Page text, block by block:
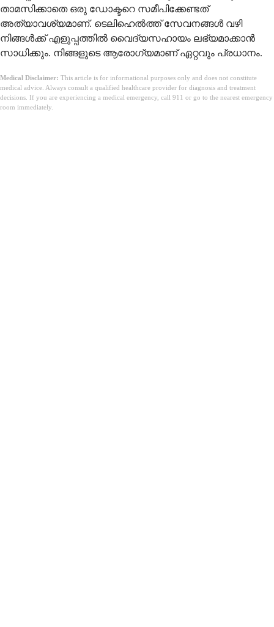
താമസിക്കാതെ ഒരു ഡോക്ടറെ സമീപിക്കേണ്ടത്
അത്യാവശ്യമാണ്. ടെലിഹെൽത്ത് സേവനങ്ങൾ വഴി
നിങ്ങൾക്ക് എളുപ്പത്തിൽ വൈദ്യസഹായം ലഭ്യമാക്കാൻ
സാധിക്കും. നിങ്ങളുടെ ആരോഗ്യമാണ് ഏറ്റവും പ്രധാനം.
Medical Disclaimer: This article is for informational purposes only and does not constitute
medical advice. Always consult a qualified healthcare provider for diagnosis and treatment
decisions. If you are experiencing a medical emergency, call 911 or go to the nearest emergency
room immediately.